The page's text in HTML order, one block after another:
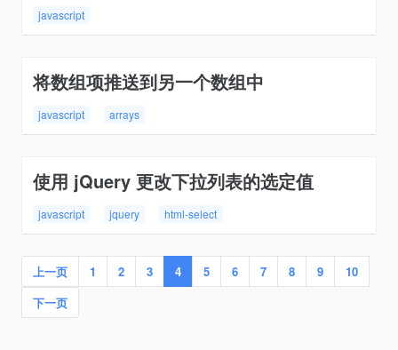
javascript
将数组项推送到另一个数组中
javascript arrays
使用 jQuery 更改下拉列表的选定值
javascript jquery html-select
上一页 1 2 3 4 5 6 7 8 9
10
下一页